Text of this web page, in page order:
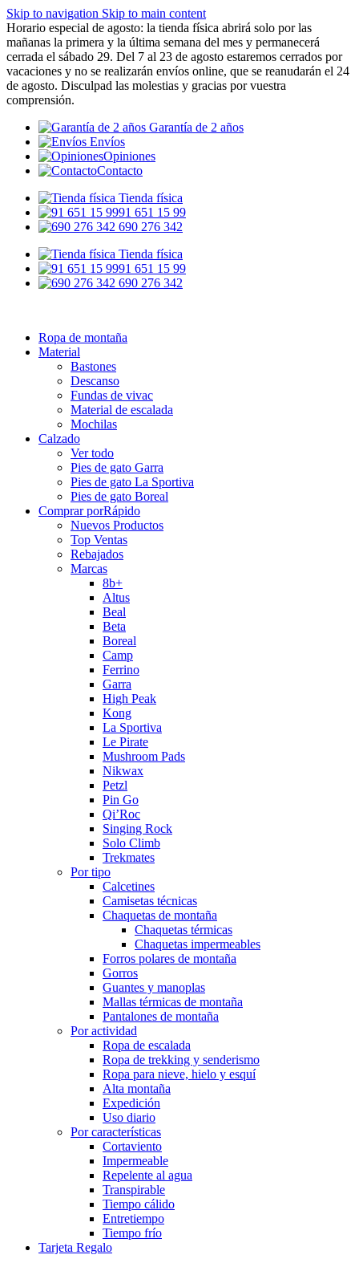
Skip to navigation Skip to main content
Horario especial de agosto: la tienda física abrirá solo por las
mañanas la primera y la última semana del mes y permanecerá
cerrada el sábado 29. Del 7 al 23 de agosto estaremos cerrados por
vacaciones y no se realizarán envíos online, que se reanudarán el 24
de agosto. Disculpad las molestias y gracias por vuestra
comprensión.
Garantía de 2 años
Envíos
Opiniones
Contacto
Tienda física
91 651 15 99
690 276 342
Tienda física
91 651 15 99
690 276 342
Ropa de montaña
Material
Bastones
Descanso
Fundas de vivac
Material de escalada
Mochilas
Calzado
Ver todo
Pies de gato Garra
Pies de gato La Sportiva
Pies de gato Boreal
Comprar porRápido
Nuevos Productos
Top Ventas
Rebajados
Marcas
8b+
Altus
Beal
Beta
Boreal
Camp
Ferrino
Garra
High Peak
Kong
La Sportiva
Le Pirate
Mushroom Pads
Nikwax
Petzl
Pin Go
Qi’Roc
Singing Rock
Solo Climb
Trekmates
Por tipo
Calcetines
Camisetas técnicas
Chaquetas de montaña
Chaquetas térmicas
Chaquetas impermeables
Forros polares de montaña
Gorros
Guantes y manoplas
Mallas térmicas de montaña
Pantalones de montaña
Por actividad
Ropa de escalada
Ropa de trekking y senderismo
Ropa para nieve, hielo y esquí
Alta montaña
Expedición
Uso diario
Por características
Cortaviento
Impermeable
Repelente al agua
Transpirable
Tiempo cálido
Entretiempo
Tiempo frío
Tarjeta Regalo